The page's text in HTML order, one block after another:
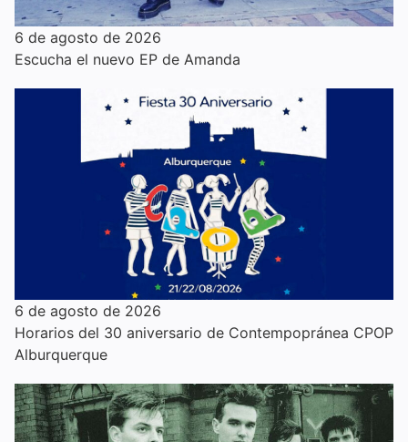
6 de agosto de 2026
Escucha el nuevo EP de Amanda
6 de agosto de 2026
Horarios del 30 aniversario de Contempopránea CPOP
Alburquerque